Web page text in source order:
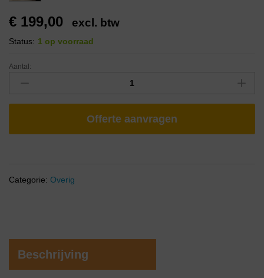
€ 199,00 excl. btw
Status: 1 op voorraad
Aantal:
Offerte aanvragen
Categorie: Overig
Beschrijving